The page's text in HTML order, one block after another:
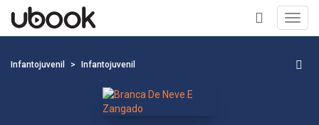
+
Infantojuvenil Infantojuvenil